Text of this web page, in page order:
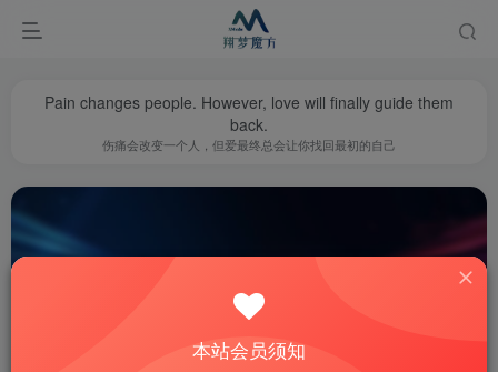
Pain changes people. However, love will finally guide them
back.
伤痛会改变一个人，但爱最终总会让你找回最初的自己
本站会员须知